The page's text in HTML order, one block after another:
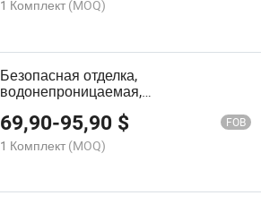
1 Комплект (MOQ)
Безопасная отделка,
водонепроницаемая,
экологически чистые материалы,
стальные квартиры, настраиваемая
входная дверь
69,90-95,90 $ FOB
1 Комплект (MOQ)